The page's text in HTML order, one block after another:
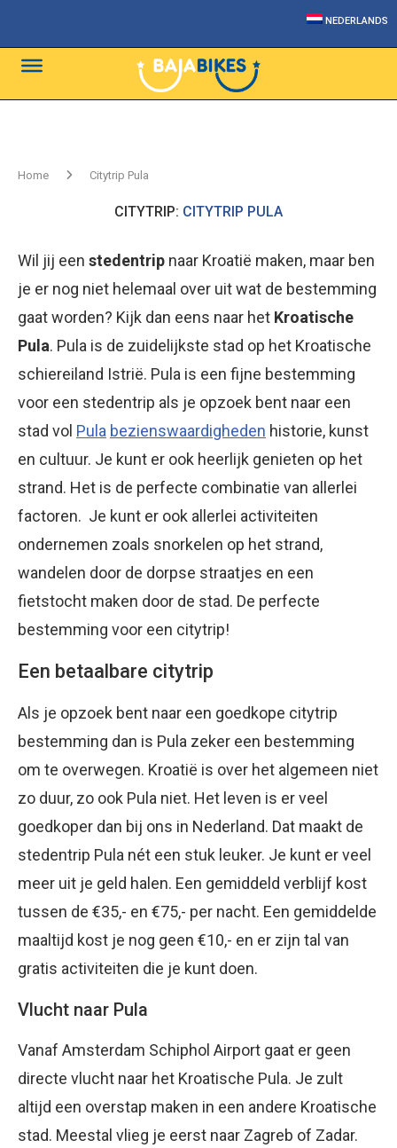
NEDERLANDS
Home Citytrip Pula
CITYTRIP: CITYTRIP PULA
Wil jij een stedentrip naar Kroatië maken, maar ben
je er nog niet helemaal over uit wat de bestemming
gaat worden? Kijk dan eens naar het Kroatische
Pula. Pula is de zuidelijkste stad op het Kroatische
schiereiland Istrië. Pula is een fijne bestemming
voor een stedentrip als je opzoek bent naar een
stad vol Pula bezienswaardigheden historie, kunst
en cultuur. Je kunt er ook heerlijk genieten op het
strand. Het is de perfecte combinatie van allerlei
factoren. Je kunt er ook allerlei activiteiten
ondernemen zoals snorkelen op het strand,
wandelen door de dorpse straatjes en een
fietstocht maken door de stad. De perfecte
bestemming voor een citytrip!
Een betaalbare citytrip
Als je opzoek bent naar een goedkope citytrip
bestemming dan is Pula zeker een bestemming
om te overwegen. Kroatië is over het algemeen niet
zo duur, zo ook Pula niet. Het leven is er veel
goedkoper dan bij ons in Nederland. Dat maakt de
stedentrip Pula nét een stuk leuker. Je kunt er veel
meer uit je geld halen. Een gemiddeld verblijf kost
tussen de €35,- en €75,- per nacht. Een gemiddelde
maaltijd kost je nog geen €10,- en er zijn tal van
gratis activiteiten die je kunt doen.
Vlucht naar Pula
Vanaf Amsterdam Schiphol Airport gaat er geen
directe vlucht naar het Kroatische Pula. Je zult
altijd een overstap maken in een andere Kroatische
stad. Meestal vlieg je eerst naar Zagreb of Zadar.